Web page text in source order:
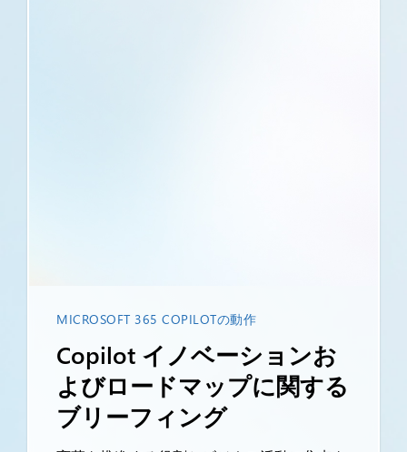
MICROSOFT 365 COPILOTの動作
Copilot イノベーションお
よびロードマップに関する
ブリーフィング